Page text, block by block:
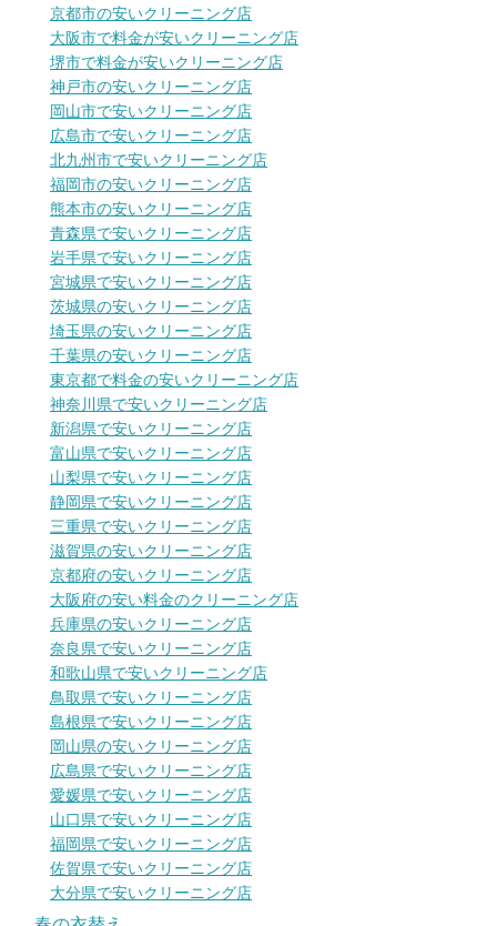
京都市の安いクリーニング店
大阪市で料金が安いクリーニング店
堺市で料金が安いクリーニング店
神戸市の安いクリーニング店
岡山市で安いクリーニング店
広島市で安いクリーニング店
北九州市で安いクリーニング店
福岡市の安いクリーニング店
熊本市の安いクリーニング店
青森県で安いクリーニング店
岩手県で安いクリーニング店
宮城県で安いクリーニング店
茨城県の安いクリーニング店
埼玉県の安いクリーニング店
千葉県の安いクリーニング店
東京都で料金の安いクリーニング店
神奈川県で安いクリーニング店
新潟県で安いクリーニング店
富山県で安いクリーニング店
山梨県で安いクリーニング店
静岡県で安いクリーニング店
三重県で安いクリーニング店
滋賀県の安いクリーニング店
京都府の安いクリーニング店
大阪府の安い料金のクリーニング店
兵庫県の安いクリーニング店
奈良県で安いクリーニング店
和歌山県で安いクリーニング店
鳥取県で安いクリーニング店
島根県で安いクリーニング店
岡山県の安いクリーニング店
広島県で安いクリーニング店
愛媛県で安いクリーニング店
山口県で安いクリーニング店
福岡県で安いクリーニング店
佐賀県で安いクリーニング店
大分県で安いクリーニング店